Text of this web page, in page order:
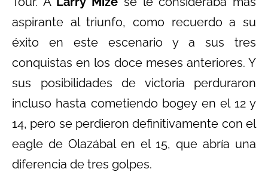
aspirante al triunfo, como recuerdo a su
éxito en este escenario y a sus tres
conquistas en los doce meses anteriores. Y
sus posibilidades de victoria perduraron
incluso hasta cometiendo bogey en el 12 y
14, pero se perdieron definitivamente con el
eagle de Olazábal en el 15, que abría una
diferencia de tres golpes.